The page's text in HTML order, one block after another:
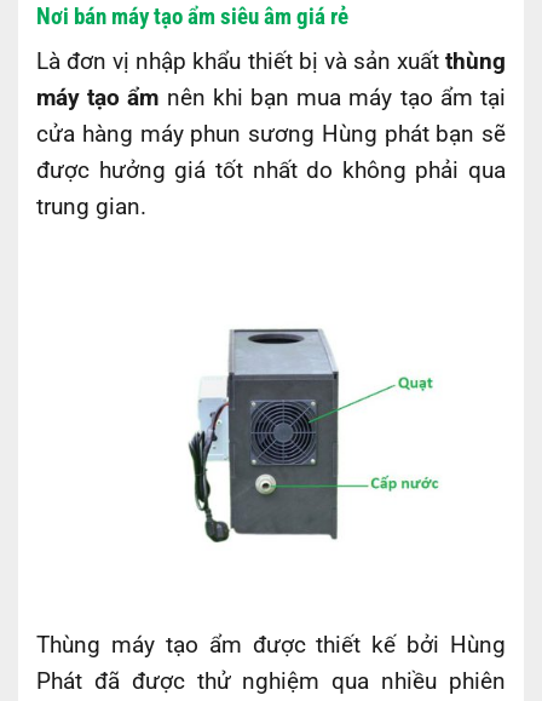
Nơi bán máy tạo ẩm siêu âm giá rẻ
Là đơn vị nhập khẩu thiết bị và sản xuất thùng
máy tạo ẩm nên khi bạn mua máy tạo ẩm tại
cửa hàng máy phun sương Hùng phát bạn sẽ
được hưởng giá tốt nhất do không phải qua
trung gian.
Thùng máy tạo ẩm được thiết kế bởi Hùng
Phát đã được thử nghiệm qua nhiều phiên